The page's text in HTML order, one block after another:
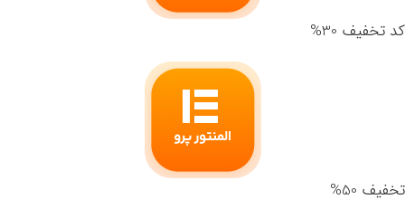
کد تخفیف 30%
تخفیف 50%